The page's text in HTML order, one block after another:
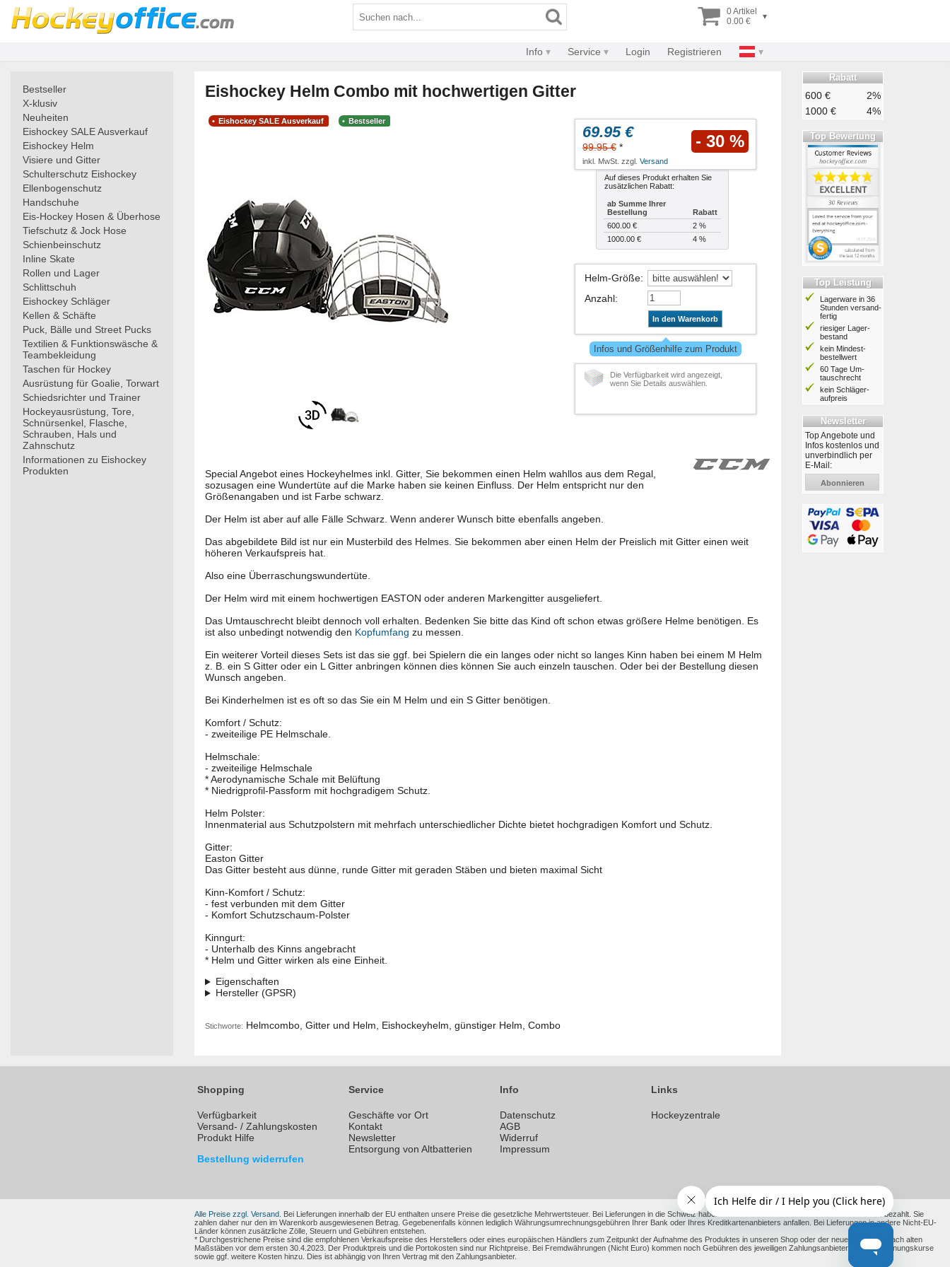
0 Artikel
0.00 €
▾
Info Service Login Registrieren
Bestseller
X-klusiv
Neuheiten
Eishockey SALE Ausverkauf
Eishockey Helm
Visiere und Gitter
Schulterschutz Eishockey
Ellenbogenschutz
Handschuhe
Eis-Hockey Hosen & Überhose
Tiefschutz & Jock Hose
Schienbeinschutz
Inline Skate
Rollen und Lager
Schlittschuh
Eishockey Schläger
Kellen & Schäfte
Puck, Bälle und Street Pucks
Textilien & Funktionswäsche &
Teambekleidung
Taschen für Hockey
Ausrüstung für Goalie, Torwart
Schiedsrichter und Trainer
Hockeyausrüstung, Tore,
Schnürsenkel, Flasche,
Schrauben, Hals und
Zahnschutz
Informationen zu Eishockey
Produkten
Eishockey Helm Combo mit hochwertigen Gitter
Eishockey SALE Ausverkauf Bestseller
69.95 €
99.95 € * - 30 %
inkl. MwSt. zzgl. Versand
Auf dieses Produkt erhalten Sie
zusätzlichen Rabatt:
ab Summe Ihrer
Bestellung
Rabatt
600.00 €
2 %
1000.00 €
4 %
Helm-Größe:
Anzahl:
In den Warenkorb
Infos und Größenhilfe zum Produkt
Die Verfügbarkeit wird angezeigt,
wenn Sie Details auswählen.
Special Angebot eines Hockeyhelmes inkl. Gitter, Sie bekommen einen Helm wahllos aus dem Regal,
sozusagen eine Wundertüte auf die Marke haben sie keinen Einfluss. Der Helm entspricht nur den
Größenangaben und ist Farbe schwarz.
Der Helm ist aber auf alle Fälle Schwarz. Wenn anderer Wunsch bitte ebenfalls angeben.
Das abgebildete Bild ist nur ein Musterbild des Helmes. Sie bekommen aber einen Helm der Preislich mit Gitter einen weit
höheren Verkaufspreis hat.
Also eine Überraschungswundertüte.
Der Helm wird mit einem hochwertigen EASTON oder anderen Markengitter ausgeliefert.
Das Umtauschrecht bleibt dennoch voll erhalten. Bedenken Sie bitte das Kind oft schon etwas größere Helme benötigen. Es
ist also unbedingt notwendig den Kopfumfang zu messen.
Ein weiterer Vorteil dieses Sets ist das sie ggf. bei Spielern die ein langes oder nicht so langes Kinn haben bei einem M Helm
z. B. ein S Gitter oder ein L Gitter anbringen können dies können Sie auch einzeln tauschen. Oder bei der Bestellung diesen
Wunsch angeben.
Bei Kinderhelmen ist es oft so das Sie ein M Helm und ein S Gitter benötigen.
Komfort / Schutz:
- zweiteilige PE Helmschale.
Helmschale:
- zweiteilige Helmschale
* Aerodynamische Schale mit Belüftung
* Niedrigprofil-Passform mit hochgradigem Schutz.
Helm Polster:
Innenmaterial aus Schutzpolstern mit mehrfach unterschiedlicher Dichte bietet hochgradigen Komfort und Schutz.
Gitter:
Easton Gitter
Das Gitter besteht aus dünne, runde Gitter mit geraden Stäben und bieten maximal Sicht
Kinn-Komfort / Schutz:
- fest verbunden mit dem Gitter
- Komfort Schutzschaum-Polster
Kinngurt:
- Unterhalb des Kinns angebracht
* Helm und Gitter wirken als eine Einheit.
Eigenschaften
Hersteller (GPSR)
Stichworte: Helmcombo, Gitter und Helm, Eishockeyhelm, günstiger Helm, Combo
Rabatt
600 €
2%
1000 €
4%
Top Bewertung
Top Leistung
Lagerware in 36
Stunden ver­sand­
fertig
riesiger Lager­
bestand
kein Mindest­
bestell­wert
60 Tage Um­
tausch­recht
kein Schläger­
aufpreis
Newsletter
Top Angebote und
Infos kostenlos und
unverbindlich per
E-Mail:
Abonnieren
Shopping
Verfügbarkeit
Versand- / Zahlungskosten
Produkt Hilfe
Bestellung widerrufen
Service
Geschäfte vor Ort
Kontakt
Newsletter
Entsorgung von Altbatterien
Info
Datenschutz
AGB
Widerruf
Impressum
Links
Hockeyzentrale
Alle Preise zzgl. Versand. Bei Lieferungen innerhalb der EU enthalten unsere Preise die gesetzliche Mehrwertsteuer. Bei Lieferungen in die Schweiz haben wir die anfallenden Kosten bereits für Sie vorab bezahlt. Sie
zahlen daher nur den im Warenkorb ausgewiesenen Betrag. Gegebenenfalls können lediglich Währungsumrechnungsgebühren Ihrer Bank oder Ihres Kreditkartenanbieters anfallen. Bei Lieferungen in andere Nicht-EU-
Länder können zusätzliche Zölle, Steuern und Gebühren entstehen.
* Durchgestrichene Preise sind die empfohlenen Verkaufspreise des Herstellers oder eines europäischen Händlers zum Zeitpunkt der Aufnahme des Produktes in unseren Shop oder der neue Richtpreis nach alten
Maßstäben vor dem ersten 30.4.2023. Der Produktpreis und die Portokosten sind nur Richtpreise. Bei Fremdwährungen (Nicht Euro) kommen noch Gebühren des jeweiligen Zahlungsanbieter und Umrechnungskurse
sowie ggf. weitere Kosten hinzu. Dies ist abhängig von Ihren Vertrag mit den Zahlungsanbieter.